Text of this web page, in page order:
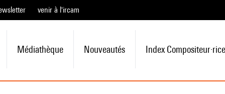
venir à l'ircam
Médiathèque Nouveautés Index Compositeur·rice